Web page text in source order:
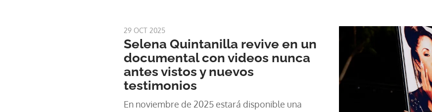
29 OCT 2025
Selena Quintanilla revive en un
documental con videos nunca
antes vistos y nuevos
testimonios
En noviembre de 2025 estará disponible una